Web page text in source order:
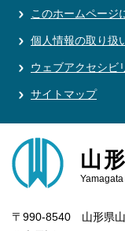
このホームページ
個人情報の取り扱
ウェブアクセシビ
サイトマップ
山
〒990-8540 山形県